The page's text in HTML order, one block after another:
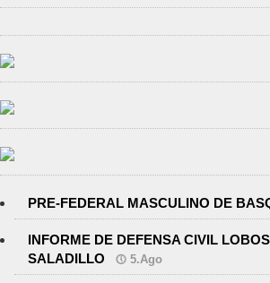
PRE-FEDERAL MASCULINO DE
INFORME DE DEFENSA CIVIL
SALADILLO
5.Ago